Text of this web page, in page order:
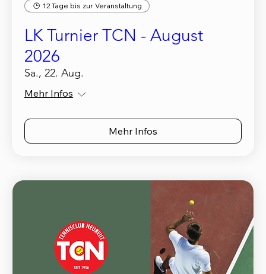
12 Tage bis zur Veranstaltung
LK Turnier TCN - August
2026
Sa., 22. Aug.
Mehr Infos
Mehr Infos